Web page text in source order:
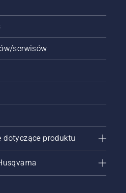
serwisów
dotyczące produktu